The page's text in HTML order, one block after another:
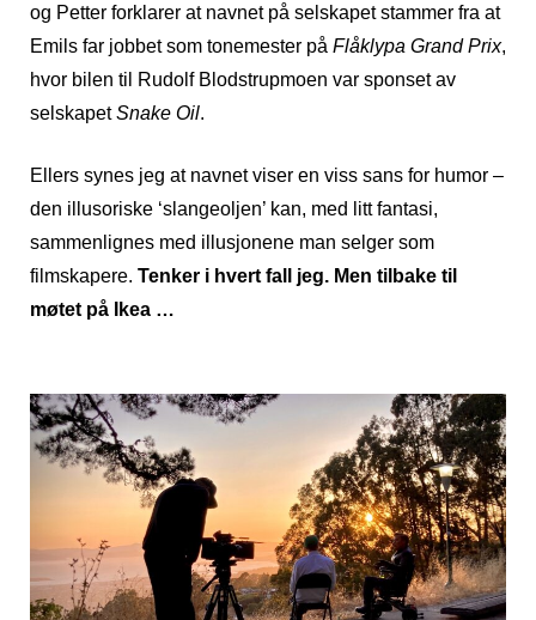
og Petter forklarer at navnet på selskapet stammer fra at
Emils far jobbet som tonemester på Flåklypa Grand Prix,
hvor bilen til Rudolf Blodstrupmoen var sponset av
selskapetSnake Oil.
Ellers synes jeg at navnet viser en viss sans for humor –
den illusoriske ‘slangeoljen’ kan, med litt fantasi,
sammenlignes med illusjonene man selger som
filmskapere. Tenker i hvert fall jeg. Men tilbake til
møtet på Ikea …